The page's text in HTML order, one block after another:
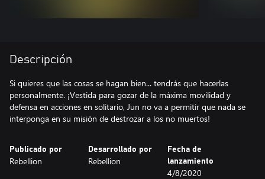
Descripción
Si quieres que las cosas se hagan bien... tendrás que hacerlas
personalmente. ¡Vestida para gozar de la máxima movilidad y
defensa en acciones en solitario, Jun no va a permitir que nada se
interponga en su misión de destrozar a los no muertos!
Publicado por
Rebellion
Desarrollado por
Rebellion
Fecha de
lanzamiento
4/8/2020